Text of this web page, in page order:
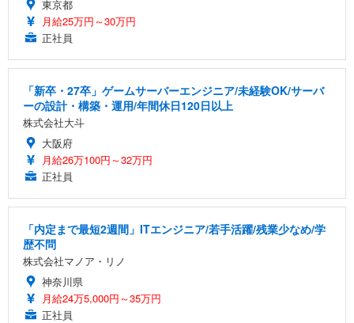
東京都
月給25万円～30万円
正社員
「新卒・27卒」ゲームサーバーエンジニア/未経験OK/サーバ
ーの設計・構築・運用/年間休日120日以上
株式会社大斗
大阪府
月給26万100円～32万円
正社員
「内定まで最短2週間」ITエンジニア/若手活躍/残業少なめ/学
歴不問
株式会社マノア・リノ
神奈川県
月給24万5,000円～35万円
正社員